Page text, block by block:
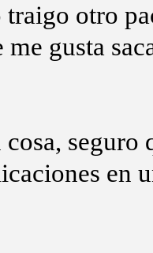
traigo otro
me gusta
seguro
en